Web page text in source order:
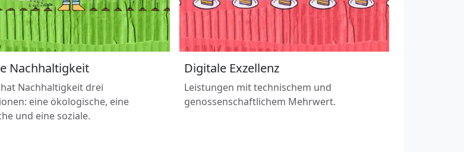
Nachhaltigkeit
Nachhaltigkeit drei
eine ökologische, eine
und eine soziale.
Digitale Exzellenz
Leistungen mit technischem und
genossenschaftlichem Mehrwert.